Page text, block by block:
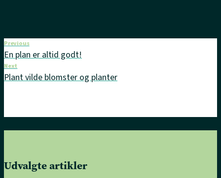
Previous
En plan er altid godt!
Next
Plant vilde blomster og planter
Udvalgte artikler